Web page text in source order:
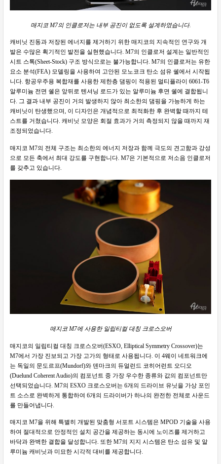
매지코 M7의 인클로저는 내부 공진이 없도록 설계하였습니다.
캐비닛 진동과 저장된 에너지를 제거하기 위한 매지코의 지속적인 연구와 개
발은 수많은 획기적인 발전을 실현했습니다. M7의 인클로저 설계는 일반적인
시트 스톡(Sheet-Stock) 구조 방식으로는 불가능합니다. M7의 인클로저는 유한
요소 분석(FEA) 모델링을 사용하여 고안된 모노코크 탄소 섬유 쉘에서 시작됩
니다. 항공우주용 복합재를 사용한 제한층 댐핑이 적용된 멀티플라이 6061-T6
알루미늄 전면 쉘은 앞뒤로 텐셔닝 로드가 있는 알루미늄 후면 쉘에 결합됩니
다. 그 결과 내부 공진이 거의 발생하지 않아 최소한의 댐핑을 가능하게 하는
캐비닛이 탄생했으며, 이 디자인은 개념적으로 최적화한 후 완벽할 때까지 테
스트를 거쳤습니다. 캐비닛 모양은 회절 효과가 거의 측정되지 않을 때까지 재
조정되었습니다.
매지코 M7의 전체 구조는 최소한의 에너지 저장과 함께 극도의 견고함과 강성
으로 모든 축에서 최대 강도를 구현합니다. M7은 기본적으로 저소음 인클로저
를 갖추고 있습니다.
매지코 M7에 사용한 일립티컬 대칭 크로스오버
매지코의 일립티컬 대칭 크로스오버(ESXO, Elliptical Symmetry Crossover)는
M7에서 가장 진보되고 가장 고가의 형태로 사용됩니다. 이 4웨이 네트워크에
는 독일의 문도르프(Mundorf)와 덴마크의 듀얼런드 코히어런트 오디오
(Duelund Coherent Audio)의 컴포넌트 중 가장 우수한 종류와 값의 컴포넌트만
선택되었습니다. M7의 ESXO 크로스오버는 6개의 드라이브 유닛을 가상 포인
트 소스로 완벽하게 통합하여 6개의 드라이버가 하나의 완전한 전체로 사운드
를 만들어냅니다.
매지코 M7을 위해 특별히 개발된 맞춤형 서포트 시스템은 MPOD 기술을 사용
하여 절대적으로 안정적인 설치 공간을 제공하는 동시에 노이즈를 제거하고
바닥과 완벽한 결합을 달성합니다. 또한 M7의 지지 시스템은 탄소 섬유 및 알
루미늄 캐비닛과 미묘한 시각적 대비를 제공합니다.